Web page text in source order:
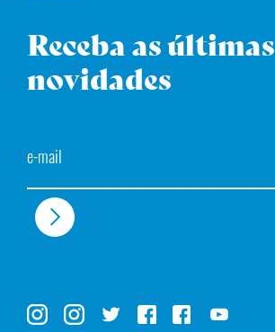
Receba as últimas
novidades
Email